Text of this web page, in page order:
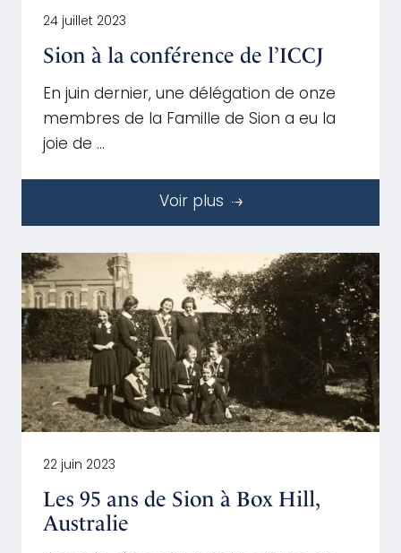
24 juillet 2023
Sion à la conférence de l’ICCJ
En juin dernier, une délégation de onze
membres de la Famille de Sion a eu la
joie de …
Voir plus
22 juin 2023
Les 95 ans de Sion à Box Hill,
Australie